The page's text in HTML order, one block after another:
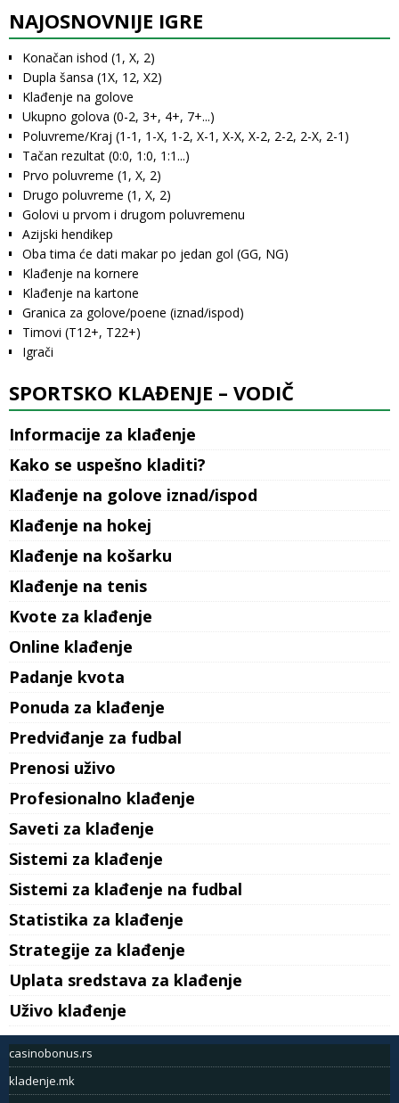
NAJOSNOVNIJE IGRE
Konačan ishod (1, X, 2)
Dupla šansa (1X, 12, X2)
Klađenje na golove
Ukupno golova (0-2, 3+, 4+, 7+...)
Poluvreme/Kraj (1-1, 1-X, 1-2, X-1, X-X, X-2, 2-2, 2-X, 2-1)
Tačan rezultat (0:0, 1:0, 1:1...)
Prvo poluvreme (1, X, 2)
Drugo poluvreme (1, X, 2)
Golovi u prvom i drugom poluvremenu
Azijski hendikep
Oba tima će dati makar po jedan gol (GG, NG)
Klađenje na kornere
Klađenje na kartone
Granica za golove/poene (iznad/ispod)
Timovi (T12+, T22+)
Igrači
SPORTSKO KLAĐENJE – VODIČ
Informacije za klađenje
Kako se uspešno kladiti?
Klađenje na golove iznad/ispod
Klađenje na hokej
Klađenje na košarku
Klađenje na tenis
Kvote za klađenje
Online klađenje
Padanje kvota
Ponuda za klađenje
Predviđanje za fudbal
Prenosi uživo
Profesionalno klađenje
Saveti za klađenje
Sistemi za klađenje
Sistemi za klađenje na fudbal
Statistika za klađenje
Strategije za klađenje
Uplata sredstava za klađenje
Uživo klađenje
casinobonus.rs
kladenje.mk